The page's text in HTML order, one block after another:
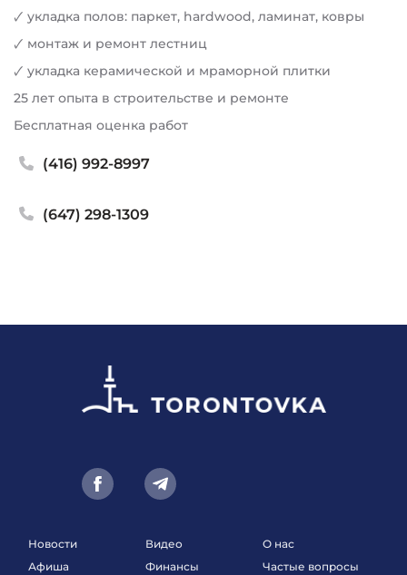
🗸 укладка полов: паркет, hardwood, ламинат, ковры
🗸 монтаж и ремонт лестниц
🗸 укладка керамической и мраморной плитки
25 лет опыта в строительстве и ремонте
Бесплатная оценка работ
(416) 992-8997
(647) 298-1309
Новости
Афиша
Видео
Финансы
О нас
Частые вопросы